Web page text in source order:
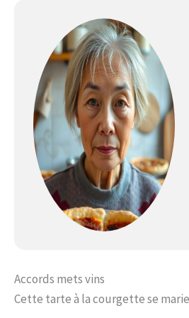
Accords mets vins
Cette tarte à la courgette se